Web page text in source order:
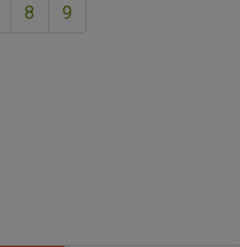
8 9